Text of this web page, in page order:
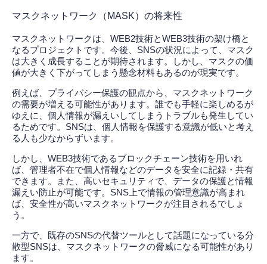
マスクネットワーク（MASK）の将来性
マスクネットワークは、WEB2技術とWEB3技術の架け橋と
なるプロジェクトです。今後、SNSの状況によって、マスク
は大きく成長することが期待されます。しかし、マスクの価
値が大きく下がってしまう懸念材料もあるのが現実です。
例えば、プライバシー保護の観点から、マスクネットワーク
の需要が増える可能性があります。誰でも手軽に楽しめるが
ゆえに、個人情報が漏えいしてしまうトラブルも発生してい
るためです。SNSは、個人情報を保護する意識が低いと考え
る人も少なからずいます。
しかし、WEB3技術であるブロックチェーン技術を用いれ
ば、管理者不在で個人情報などのデータを安全に記録・共有
できます。また、高いセキュリティで、データの保護と情報
漏えい防止が可能です。SNS上で情報の管理意識が高まれ
ば、安全性が高いマスクネットワークが注目されるでしょ
う。
一方で、既存のSNSの代替ツールとして話題になっている分
散型SNSは、マスクネットワークの脅威になる可能性があり
ます。